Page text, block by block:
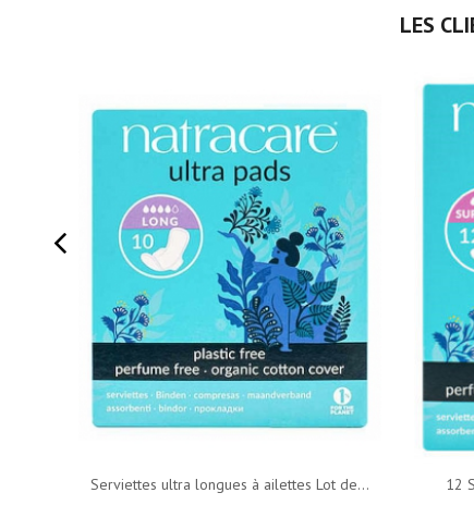
LES
Serviettes ultra longues à ailettes Lot de... 12